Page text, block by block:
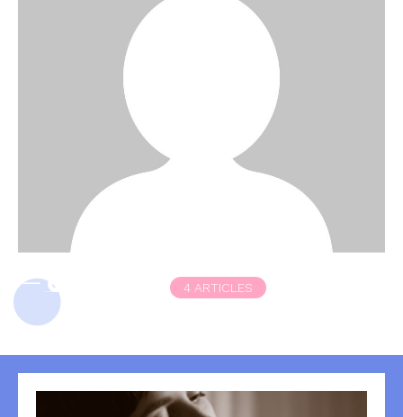
tekst 4 ARTICLES